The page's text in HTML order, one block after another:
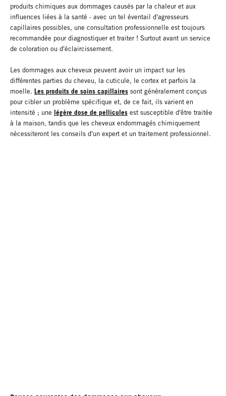
produits chimiques aux dommages causés par la chaleur et aux
influences liées à la santé - avec un tel éventail d'agresseurs
capillaires possibles, une consultation professionnelle est toujours
recommandée pour diagnostiquer et traiter ! Surtout avant un service
de coloration ou d'éclaircissement.
Les dommages aux cheveux peuvent avoir un impact sur les
différentes parties du cheveu, la cuticule, le cortex et parfois la
moelle. Les produits de soins capillaires sont généralement conçus
pour cibler un problème spécifique et, de ce fait, ils varient en
intensité ; une légère dose de pellicules est susceptible d'être traitée
à la maison, tandis que les cheveux endommagés chimiquement
nécessiteront les conseils d'un expert et un traitement professionnel.